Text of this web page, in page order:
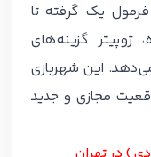
یک گرفته تا
ژوپیتر گزینه‌های
می‌دهد. این شهربازی
مجازی و جدید